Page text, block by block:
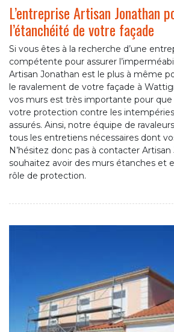
L’entreprise Artisan Jonathan
l’étanchéité de votre façade
Si vous êtes à la recherche d’une
compétente pour assurer
Artisan Jonathan est le plus à même
le ravalement de votre façade à
vos murs est très importante pour
votre protection contre les
assurés. Ainsi, notre équipe de
tous les entretiens nécessaires dont
N’hésitez donc pas à contacter
souhaitez avoir des murs étanches et
rôle de protection.